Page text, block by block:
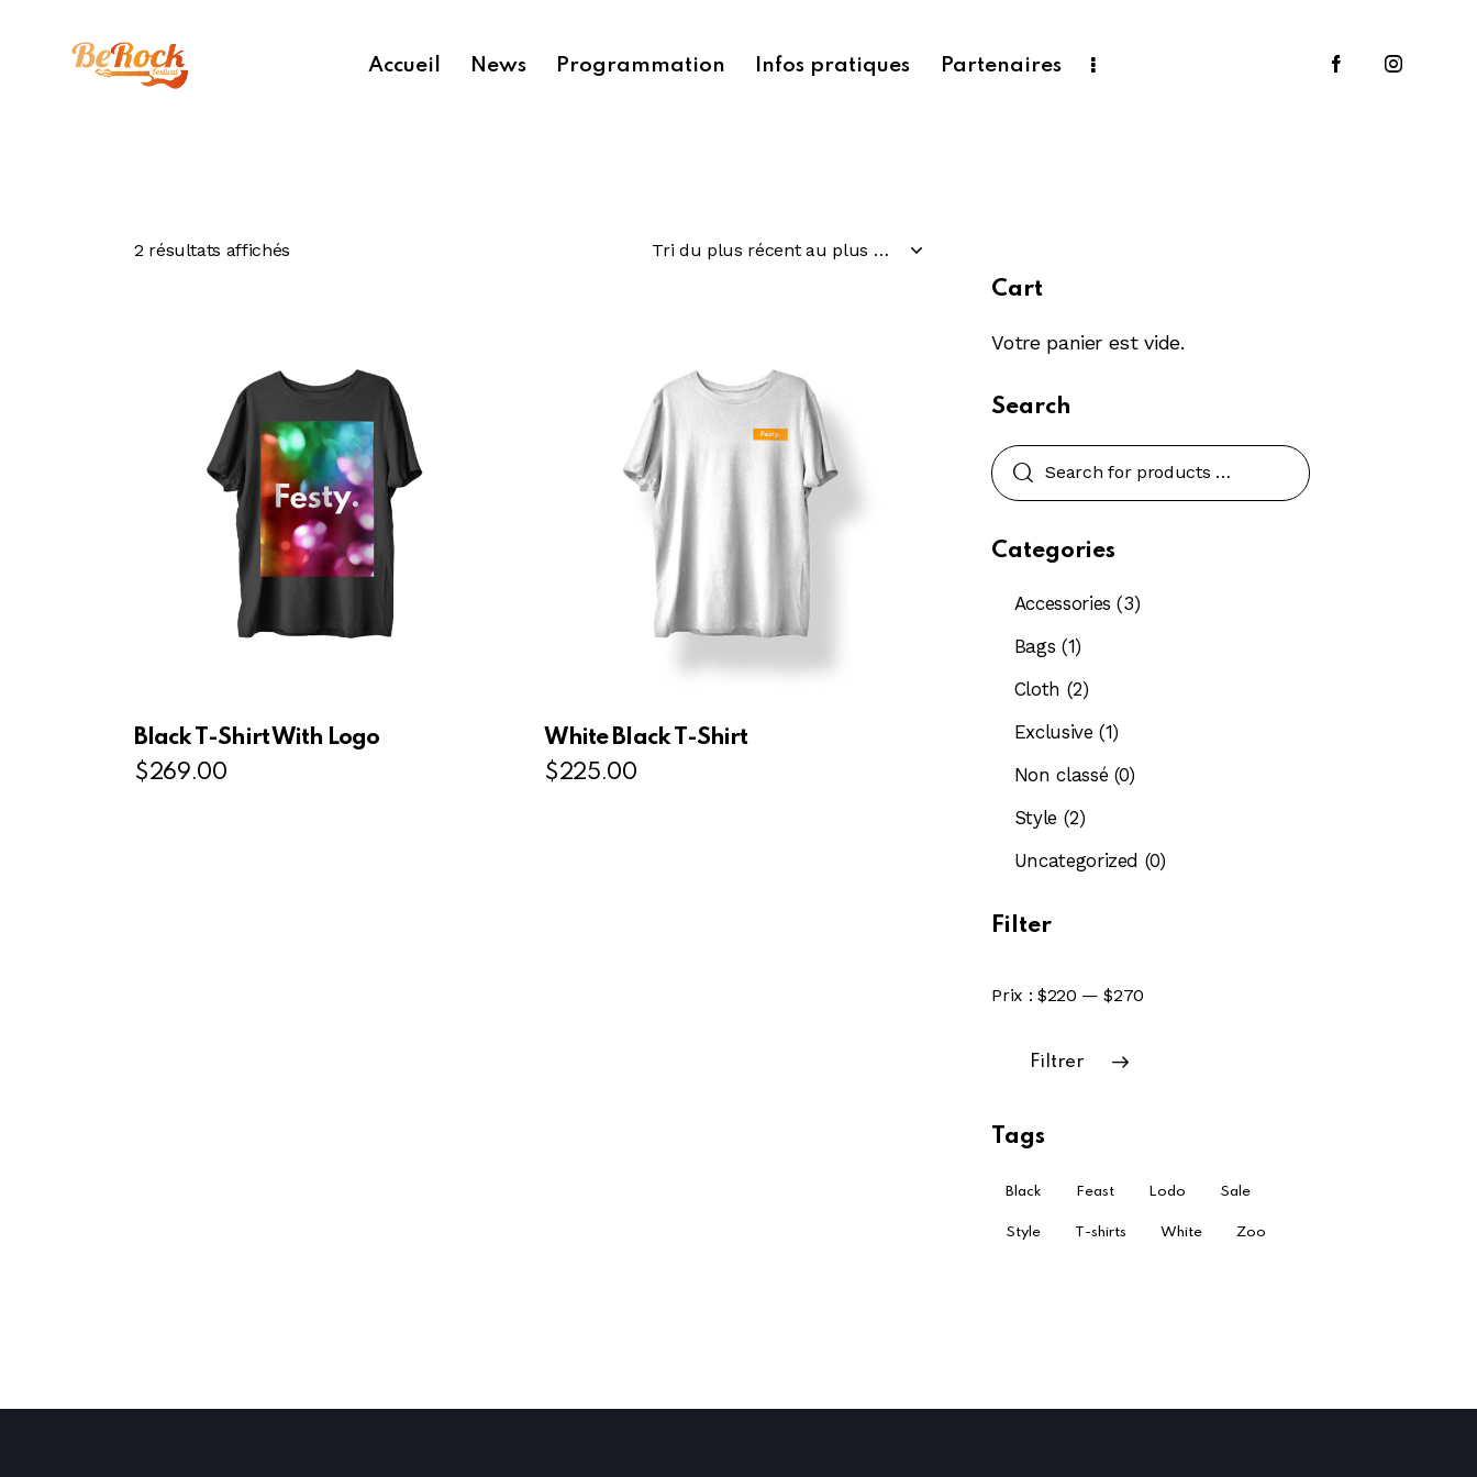
Accueil News Programmation Infos pratiques Partenaires
2 résultats affichés
Black T-Shirt With Logo
$269.00
White Black T-Shirt
$225.00
Cart
Votre panier est vide.
Search
Categories
Accessories (3)
Bags (1)
Cloth (2)
Exclusive (1)
Non classé (0)
Style (2)
Uncategorized (0)
Filter
Filtrer
Prix : $220 —$270
Tags
Black Feast Lodo Sale
Style T-shirts White Zoo